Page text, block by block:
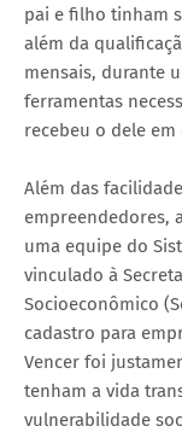
pai e filho tinham
além da
mensais, durante
ferramentas
recebeu o dele em
Além das
empreendedores,
uma equipe do
vinculado à
Socioeconômico
cadastro para
Vencer foi
tenham a vida
vulnerabilidade